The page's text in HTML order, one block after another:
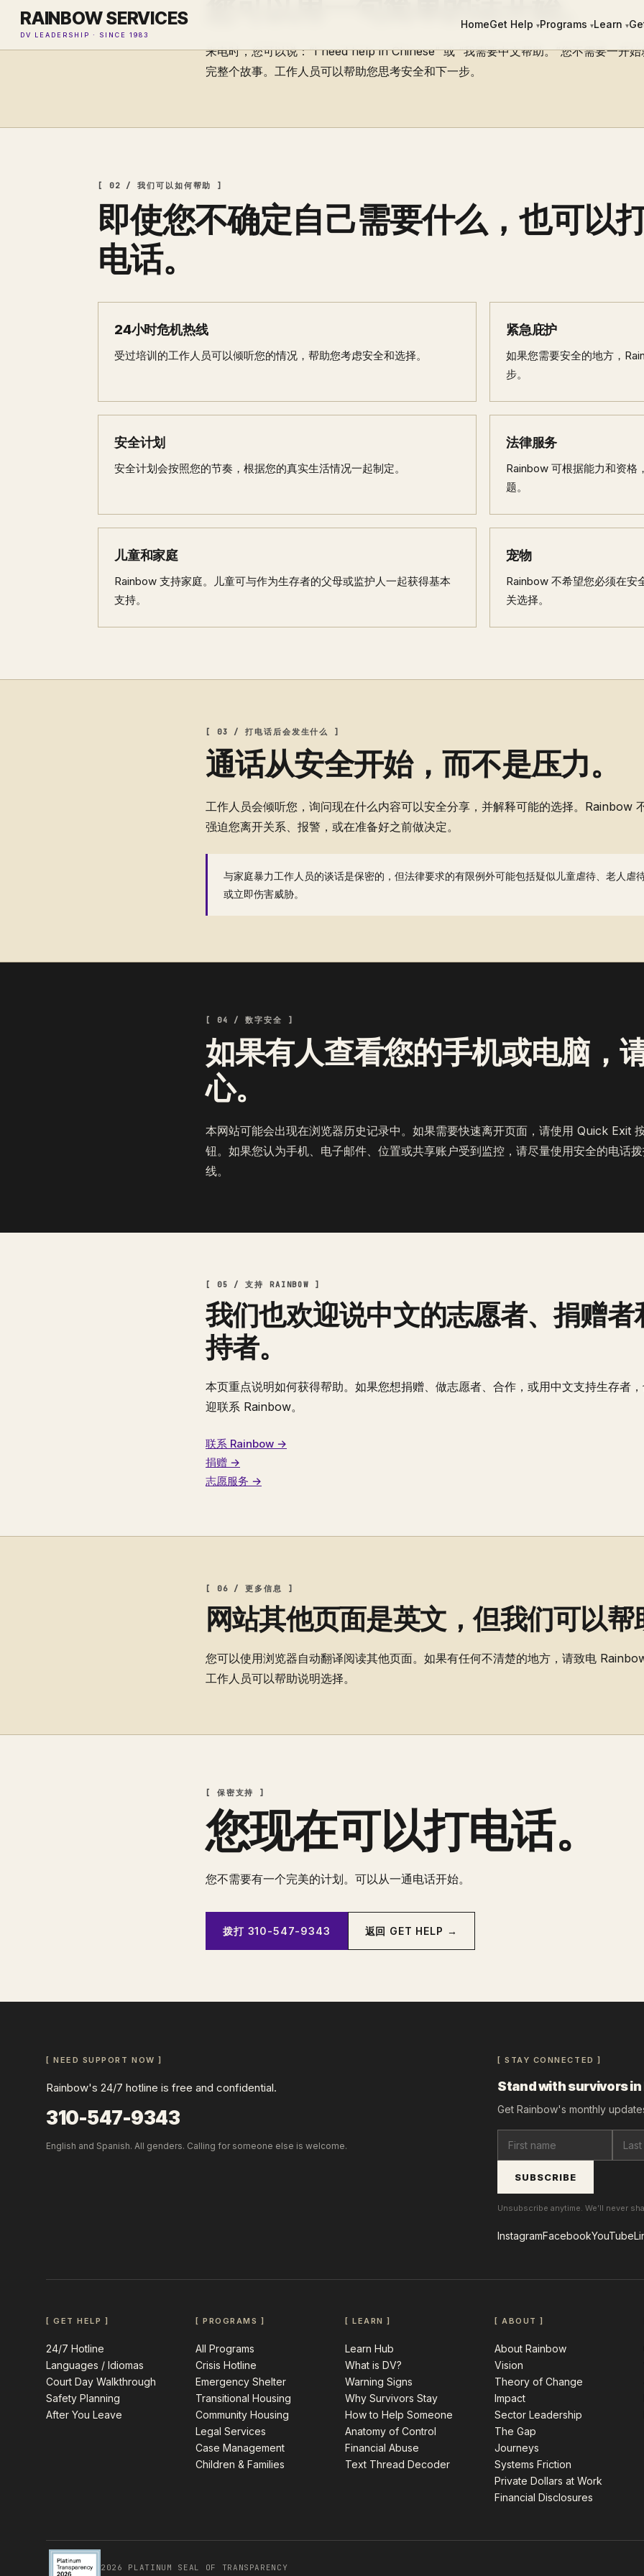
RAINBOW SERVICES
DV LEADERSHIP · SINCE 1983
HomeGet Help ▾Programs ▾Learn ▾
来电时，您可以说：“I need help in Chinese” 或 “我需要中文帮助。”您不需要一开始
完整个故事。工作人员可以帮助您思考安全和下一步。
[ 02 / 我们可以如何帮助 ]
即使您不确定自己需要什么，也可以
电话。
24小时危机热线
受过培训的工作人员可以倾听您的情况，帮助您考虑安全和选择。
紧急庇护
如果您需要安全的地方，
步。
安全计划
安全计划会按照您的节奏，根据您的真实生活情况一起制定。
法律服务
Rainbow 可根据能力和资格
题。
儿童和家庭
Rainbow 支持家庭。儿童可与作为生存者的父母或监护人一起获得基本
支持。
宠物
Rainbow 不希望您必须在安
关选择。
[ 03 / 打电话后会发生什么 ]
通话从安全开始，而不是压力。
工作人员会倾听您，询问现在什么内容可以安全分享，并解释可能的选择。Rainbow
强迫您离开关系、报警，或在准备好之前做决定。
与家庭暴力工作人员的谈话是保密的，但法律要求的有限例外可能包括疑似儿童虐待、老人虐待
或立即伤害威胁。
[ 04 / 数字安全 ]
如果有人查看您的手机或电脑，
心。
本网站可能会出现在浏览器历史记录中。如果需要快速离开页面，请使用 Quick Exit
钮。如果您认为手机、电子邮件、位置或共享账户受到监控，请尽量使用安全的电话
线。
[ 05 / 支持 RAINBOW ]
我们也欢迎说中文的志愿者、捐赠者
持者。
本页重点说明如何获得帮助。如果您想捐赠、做志愿者、合作，或用中文支持生存者
迎联系 Rainbow。
联系 Rainbow →
捐赠 →
志愿服务 →
[ 06 / 更多信息 ]
网站其他页面是英文，但我们可以帮
您可以使用浏览器自动翻译阅读其他页面。如果有任何不清楚的地方，请致电 Rainbow
工作人员可以帮助说明选择。
[ 保密支持 ]
您现在可以打电话。
您不需要有一个完美的计划。可以从一通电话开始。
拨打 310-547-9343 返回 GET HELP →
[ NEED SUPPORT NOW ]
Rainbow's 24/7 hotline is free and confidential.
310-547-9343
English and Spanish. All genders. Calling for someone else is welcome.
[ STAY CONNECTED ]
Stand with survivors in
Get Rainbow's monthly
SUBSCRIBE
Unsubscribe anytime. We’ll never
InstagramFacebookYouTube
[ GET HELP ]
24/7 Hotline
Languages / Idiomas
Court Day Walkthrough
Safety Planning
After You Leave
[ PROGRAMS ]
All Programs
Crisis Hotline
Emergency Shelter
Transitional Housing
Community Housing
Legal Services
Case Management
Children & Families
[ LEARN ]
Learn Hub
What is DV?
Warning Signs
Why Survivors Stay
How to Help Someone
Anatomy of Control
Financial Abuse
Text Thread Decoder
[ ABOUT ]
About Rainbow
Vision
Theory of Change
Impact
Sector Leadership
The Gap
Journeys
Systems Friction
Private Dollars at Work
Financial Disclosures
2026 PLATINUM SEAL OF TRANSPARENCY